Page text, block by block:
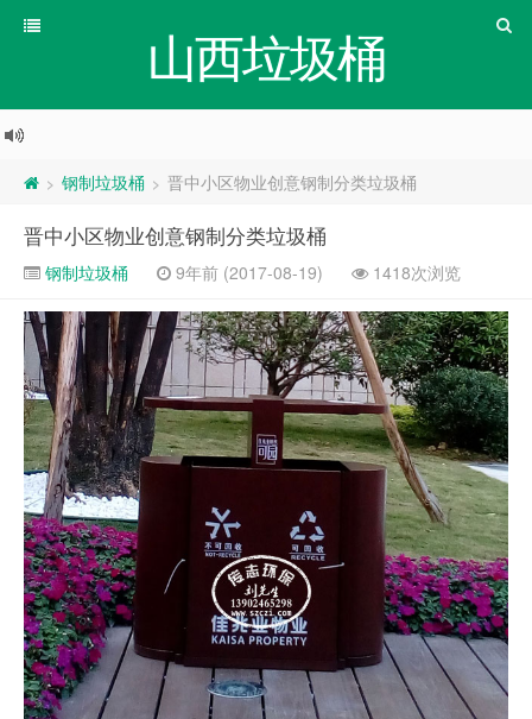
山西垃圾桶
> 钢制垃圾桶 > 晋中小区物业创意钢制分类垃圾桶
晋中小区物业创意钢制分类垃圾桶
钢制垃圾桶 9年前 (2017-08-19) 1418次浏览